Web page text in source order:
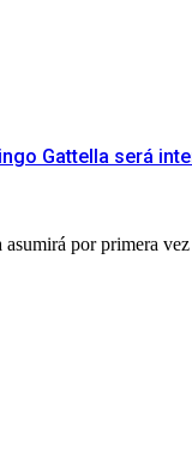
Gattella será
por primera